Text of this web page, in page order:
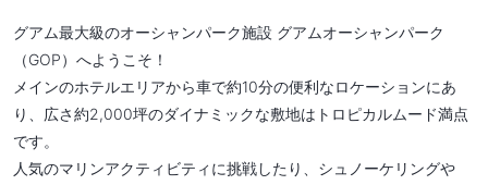
グアム最大級のオーシャンパーク施設 グアムオーシャンパーク
（GOP）へようこそ！
メインのホテルエリアから車で約10分の便利なロケーションにあ
り、広さ約2,000坪のダイナミックな敷地はトロピカルムード満点
です。
人気のマリンアクティビティに挑戦したり、シュノーケリングや